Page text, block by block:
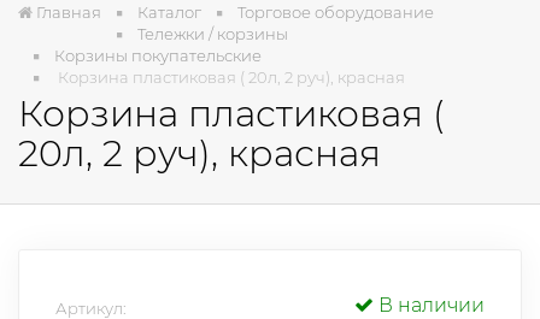
Главная Каталог
Торговое оборудование
Тележки / корзины
Корзины покупательские
Корзина пластиковая ( 20л, 2 руч), красная
Корзина пластиковая (
20л, 2 руч), красная
Артикул: В наличии